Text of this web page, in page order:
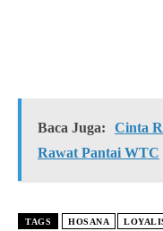
Baca Juga:
Cinta
Rawat Pantai WTC
TAGS HOSANA